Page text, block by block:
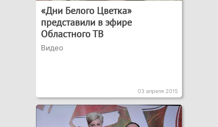
«Дни Белого Цветка»
представили в эфире
Областного ТВ
Видео
03 апреля 2015